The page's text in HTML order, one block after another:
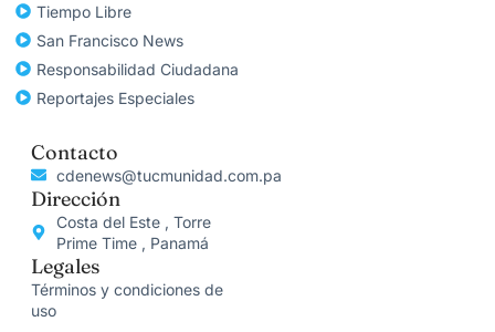
Tiempo Libre
San Francisco News
Responsabilidad Ciudadana
Reportajes Especiales
Contacto
cdenews@tucmunidad.com.pa
Dirección
Costa del Este , Torre
Prime Time , Panamá
Legales
Términos y condiciones de
uso